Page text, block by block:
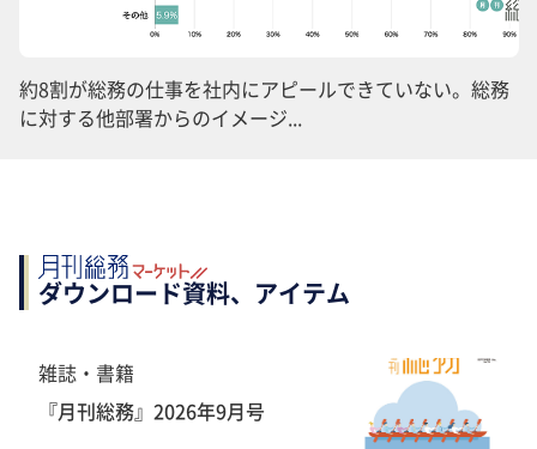
約8割が総務の仕事を社内にアピールできていない。総務
に対する他部署からのイメージ...
ダウンロード資料、アイテム
雑誌・書籍
『月刊総務』2026年9月号